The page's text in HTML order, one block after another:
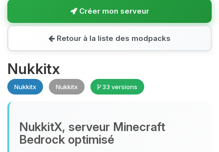
Créer mon serveur
Retour à la liste des modpacks
Nukkitx
Nukkitx Nukkitx 33 versions
NukkitX, serveur Minecraft
Bedrock optimisé